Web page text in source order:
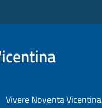
Vivere Noventa Vicentina